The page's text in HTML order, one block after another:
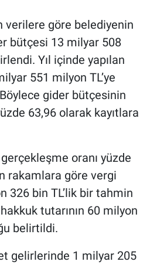
verilere göre belediyenin
bütçesi 13 milyar 508
Yıl içinde yapılan
551 milyon TL’ye
gider bütçesinin
63,96 olarak kayıtlara
oranı yüzde
rakamlara göre vergi
326 bin TL’lik bir tahmin
tutarının 60 milyon
belirtildi.
gelirlerinde 1 milyar 205